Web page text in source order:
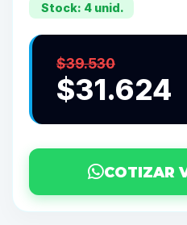
Stock: 4 unid.
$39.530
$31.624
COTIZAR